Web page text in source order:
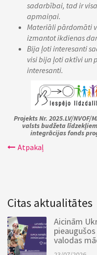
sadarbībai, tad ir
apmaiņai.
Materiāli pārdomāti
izmantot ikdienas
Bija ļoti interesanti
visi bija ļoti aktīvi un
interesanti.
Projekts Nr. 2025.LV/
valsts budžeta
integrācijas fonds
Atpakaļ
Citas aktualitātes
Aicinām
valodas